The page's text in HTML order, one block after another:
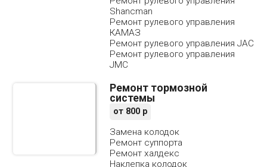
Shancman
Ремонт рулевого управления
КАМАЗ
Ремонт рулевого управления JAC
Ремонт рулевого управления
JMC
Ремонт тормозной
системы
от 800р
Замена колодок
Ремонт суппорта
Ремонт халдекс
Наклепка колодок